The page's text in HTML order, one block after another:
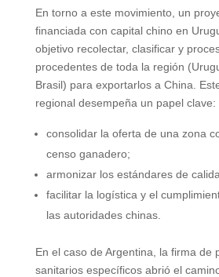
En torno a este movimiento, un
financiada con capital chino en
objetivo recolectar, clasificar y
procedentes de toda la región
Brasil) para exportarlos a China.
regional desempeña un papel clave:
consolidar la oferta de una zona
censo ganadero;
armonizar los estándares de
facilitar la logística y el
las autoridades chinas.
En el caso de Argentina, la firma de
sanitarios específicos abrió el